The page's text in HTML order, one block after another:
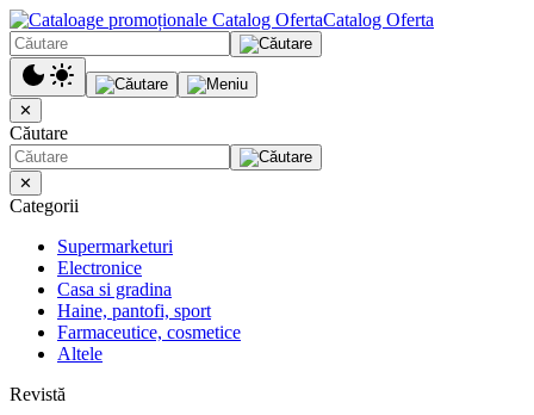
Catalog Oferta
✕
Căutare
✕
Categorii
Supermarketuri
Electronice
Casa si gradina
Haine, pantofi, sport
Farmaceutice, cosmetice
Altele
Revistă